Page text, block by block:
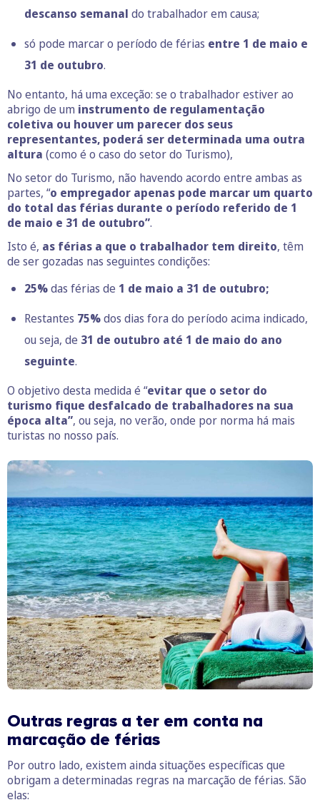
descanso semanal do trabalhador em causa;
só pode marcar o período de férias entre 1 de maio e
31 de outubro.
No entanto, há uma exceção: se o trabalhador estiver ao
abrigo de um instrumento de regulamentação
coletiva ou houver um parecer dos seus
representantes, poderá ser determinada uma outra
altura (como é o caso do setor do Turismo),
No setor do Turismo, não havendo acordo entre ambas as
partes, “o empregador apenas pode marcar um quarto
do total das férias durante o período referido de 1
de maio e 31 de outubro”.
Isto é, as férias a que o trabalhador tem direito, têm
de ser gozadas nas seguintes condições:
25%das férias de 1 de maio a 31 de outubro;
Restantes 75%dos dias fora do período acima indicado,
ou seja, de 31 de outubro até 1 de maio do ano
seguinte.
O objetivo desta medida é “evitar que o setor do
turismo fique desfalcado de trabalhadores na sua
época alta”, ou seja, no verão, onde por norma há mais
turistas no nosso país.
Outras regras a ter em conta na
marcação de férias
Por outro lado, existem ainda situações específicas que
obrigam a determinadas regras na marcação de férias. São
elas: